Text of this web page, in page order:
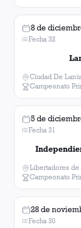
José Cordero
José Lamas
Antonio
Manuel Mera
Juan Antonio
8 de
Fecha 32
Ciudad De
Campeonato
5 de
Fecha 31
Libertadores de
Campeonato
28 de
Fecha 30